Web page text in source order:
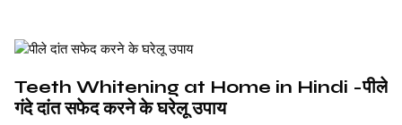
Teeth Whitening at Home in Hindi -पीले
गंदे दांत सफेद करने के घरेलू उपाय